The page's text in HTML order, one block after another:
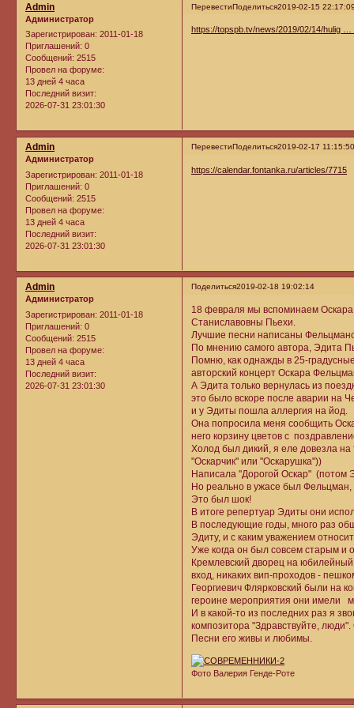
ПеревестиПоделиться2019-02-15
Admin
Администратор
Зарегистрирован: 2011-01-18
Приглашений: 0
Сообщений: 2515
Провел на форуме:
13 дней 4 часа
Последний визит:
2026-07-31 23:01:30
https://topspb.tv/news/2019/02/14/hulig
ПеревестиПоделиться2019-02-17
Admin
Администратор
Зарегистрирован: 2011-01-18
Приглашений: 0
Сообщений: 2515
Провел на форуме:
13 дней 4 часа
Последний визит:
2026-07-31 23:01:30
https://calendar.fontanka.ru/articles/7715
Поделиться2019-02-18 19:02:14
Admin
Администратор
Зарегистрирован: 2011-01-18
Приглашений: 0
Сообщений: 2515
Провел на форуме:
13 дней 4 часа
Последний визит:
2026-07-31 23:01:30
18 февраля мы вспоминаем
Станиславовны Пьехи.
Лучшие песни написаны
По мнению самого автора, Эдита
Помню, как однажды в 25-
авторский концерт Оскара
А Эдита только вернулась из
это было вскоре после аварии на
и у Эдиты пошла аллергия на йод.
Она попросила меня сообщить
него корзину цветов с
Холод был дикий, я еле довезла на
"Оскарчик" или "Оскарушка"))
Написала "Дорогой Оскар" (потом
Но реально в ужасе был Фельцман,
Это был шок!
В итоге репертуар Эдиты они
В последующие годы, много раз
Эдиту, и с каким уважением
Уже когда он был совсем старым и
Кремлевский дворец на
вход, никаких вип-проходов -
Георгиевич Флярковский были на
героине мероприятия они имели
И в какой-то из последних раз я
композитора "Здравствуйте,
Песни его живы и любимы.
Фото Валерия Генде-Роте